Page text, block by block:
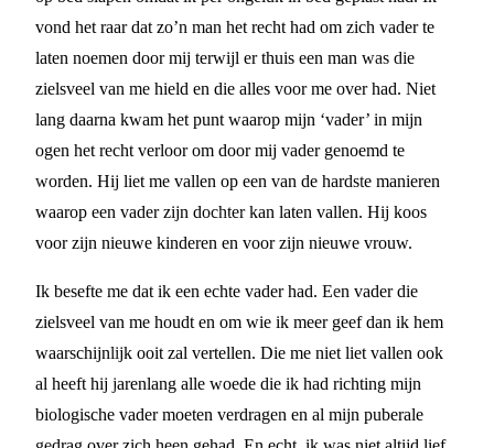
vond het raar dat zo’n man het recht had om zich vader te
laten noemen door mij terwijl er thuis een man was die
zielsveel van me hield en die alles voor me over had. Niet
lang daarna kwam het punt waarop mijn ‘vader’ in mijn
ogen het recht verloor om door mij vader genoemd te
worden. Hij liet me vallen op een van de hardste manieren
waarop een vader zijn dochter kan laten vallen. Hij koos
voor zijn nieuwe kinderen en voor zijn nieuwe vrouw.
Ik besefte me dat ik een echte vader had. Een vader die
zielsveel van me houdt en om wie ik meer geef dan ik hem
waarschijnlijk ooit zal vertellen. Die me niet liet vallen ook
al heeft hij jarenlang alle woede die ik had richting mijn
biologische vader moeten verdragen en al mijn puberale